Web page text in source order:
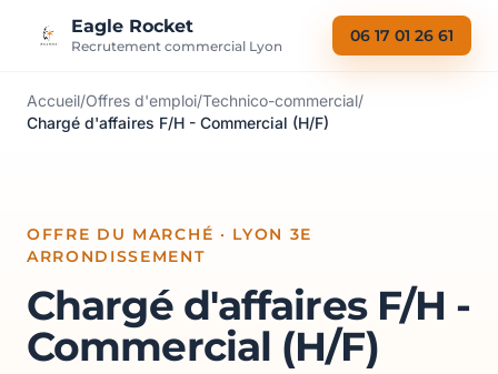
Eagle Rocket
Recrutement commercial Lyon
06 17 01 26 61
Accueil/Offres d'emploi/Technico-commercial/
Chargé d'affaires F/H - Commercial (H/F)
OFFRE DU MARCHÉ · LYON 3E
ARRONDISSEMENT
Chargé d'affaires F/H -
Commercial (H/F)